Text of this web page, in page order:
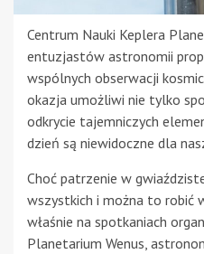
Centrum Nauki Keplera
entuzjastów astronomii
wspólnych obserwacji
okazja umożliwi nie tylko
odkrycie tajemniczych
dzień są niewidoczne dla
Choć patrzenie w
wszystkich i można to robić
właśnie na spotkaniach
Planetarium Wenus,